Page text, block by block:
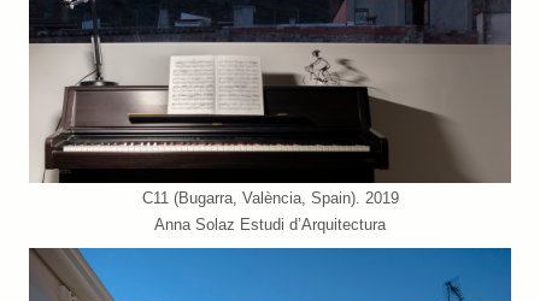
C11 (Bugarra, València, Spain). 2019
Anna Solaz Estudi d’Arquitectura